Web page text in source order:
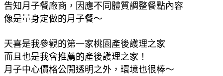
告知月子餐廠商，因應不同體質調整餐點內容
像是量身定做的月子餐～
天喜是我參觀的第一家桃園產後護理之家
而且也是我會推薦的產後護理之家！
月子中心價格公開透明之外，環境也很棒～